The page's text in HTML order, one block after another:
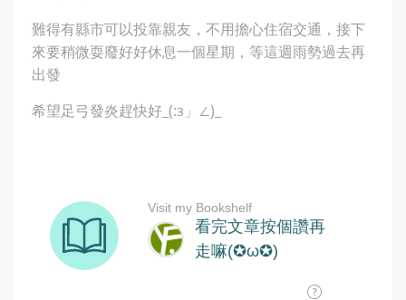
難得有縣市可以投靠親友，不用擔心住宿交通，接下
來要稍微耍廢好好休息一個星期，等這週雨勢過去再
出發
希望足弓發炎趕快好_(:з」∠)_